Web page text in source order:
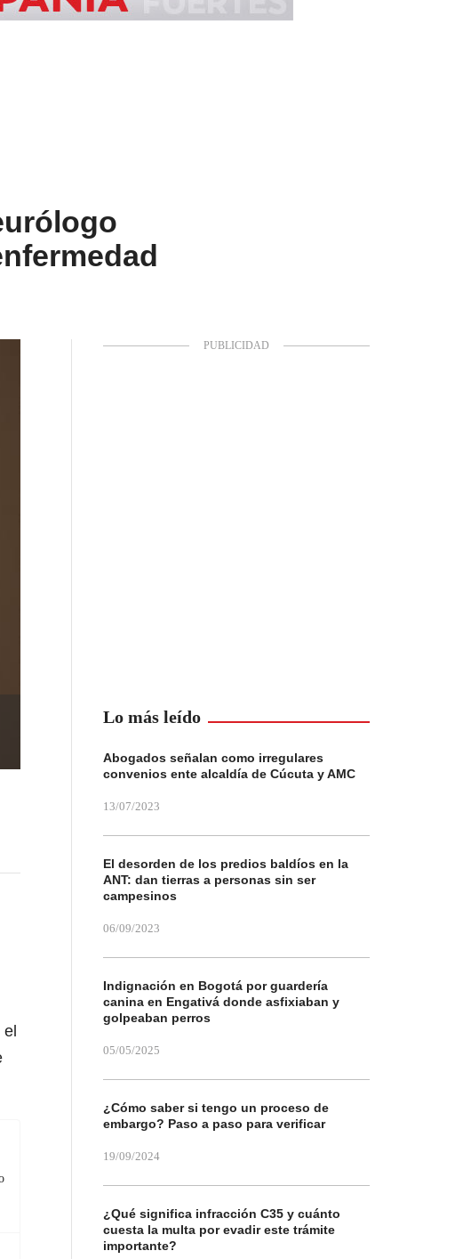
Lo más leído
Abogados señalan como irregulares
convenios ente alcaldía de Cúcuta y AMC
13/07/2023
El desorden de los predios baldíos en la
ANT: dan tierras a personas sin ser
campesinos
06/09/2023
Indignación en Bogotá por guardería
canina en Engativá donde asfixiaban y
golpeaban perros
05/05/2025
¿Cómo saber si tengo un proceso de
embargo? Paso a paso para verificar
19/09/2024
¿Qué significa infracción C35 y cuánto
cuesta la multa por evadir este trámite
importante?